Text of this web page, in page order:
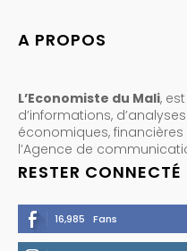
A PROPOS
L’Economiste du Mali,
d’informations,
économiques,
l’Agence de
RESTER CONNECTÉ
16,985 Fans